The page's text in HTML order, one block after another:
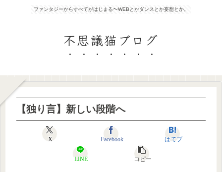
ファンタジーからすべてがはじまる〜WEBとかダンスとか妄想とか。
不思議猫ブログ
【独り言】新しい段階へ
X Facebook はてブ
LINE コピー